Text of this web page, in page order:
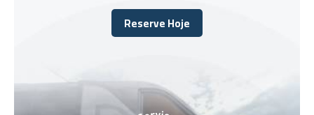
Reserve Hoje
Reserve Hoje